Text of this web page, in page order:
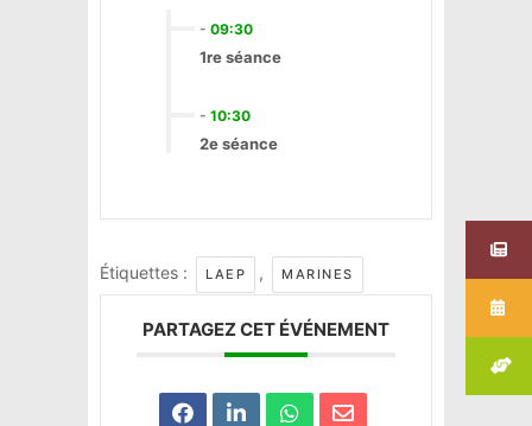
- 09:30
1re séance
- 10:30
2e séance
Étiquettes : LAEP , MARINES
PARTAGEZ CET ÉVÉNEMENT